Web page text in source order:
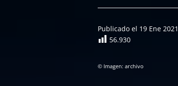
Publicado el 19 Ene 2021
56.930
© Imagen: archivo